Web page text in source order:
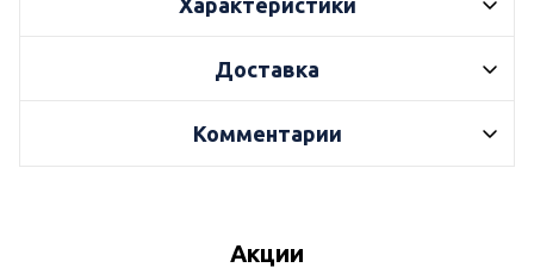
Характеристики
Доставка
Комментарии
Акции